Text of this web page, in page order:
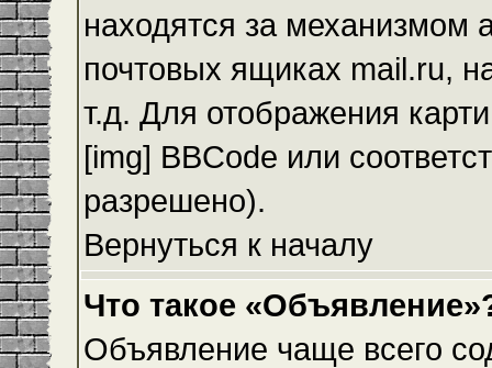
находятся за механизмом
почтовых ящиках mail.ru,
т.д. Для отображения
[img] BBCode или
разрешено).
Вернуться к началу
Что такое
Объявление чаще всего